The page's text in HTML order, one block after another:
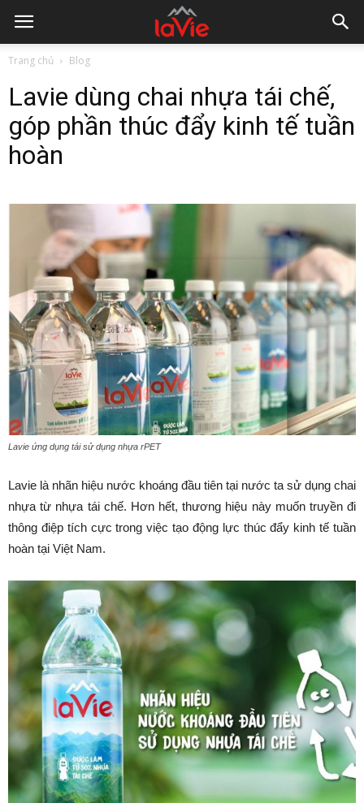
Trang chủ Blog
Lavie dùng chai nhựa tái chế,
góp phần thúc đẩy kinh tế tuần
hoàn
Lavie ứng dụng tái sử dụng nhựa rPET
Lavie là nhãn hiệu nước khoáng đầu tiên tại nước ta sử dụng chai
nhựa từ nhựa tái chế. Hơn hết, thương hiệu này muốn truyền đi
thông điệp tích cực trong việc tạo động lực thúc đẩy kinh tế tuần
hoàn tại Việt Nam.